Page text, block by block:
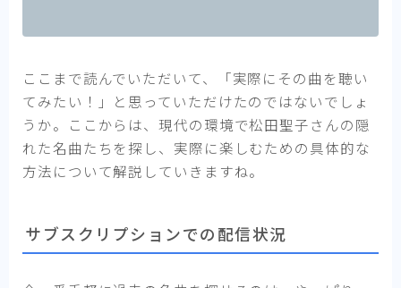
ここまで読んでいただいて、「実際にその曲を聴い
てみたい！」と思っていただけたのではないでしょ
うか。ここからは、現代の環境で松田聖子さんの隠
れた名曲たちを探し、実際に楽しむための具体的な
方法について解説していきますね。
サブスクリプションでの配信状況